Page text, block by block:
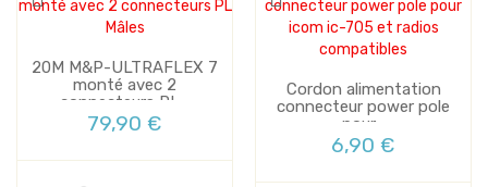
20M M&P-ULTRAFLEX 7
monté avec 2
connecteurs PL...
79,90 €
Cordon alimentation
connecteur power pole
pour...
6,90 €